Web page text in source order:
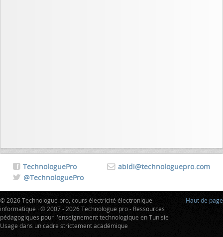
abidi@technologuepro.com
TechnologuePro
@TechnologuePro
Haut de page
© 2026 Technologue pro, cours électricité électronique
informatique · © 2007 - 2026 Technologue pro - Ressources
pédagogiques pour l'enseignement technologique en Tunisie
Usage dans un cadre strictement académique